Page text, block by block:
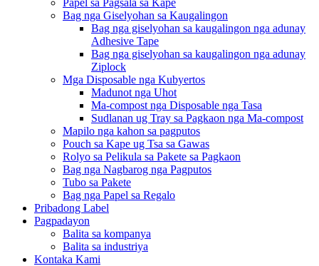
Papel sa Pagsala sa Kape
Bag nga Giselyohan sa Kaugalingon
Bag nga giselyohan sa kaugalingon nga adunay
Adhesive Tape
Bag nga giselyohan sa kaugalingon nga adunay
Ziplock
Mga Disposable nga Kubyertos
Madunot nga Uhot
Ma-compost nga Disposable nga Tasa
Sudlanan ug Tray sa Pagkaon nga Ma-compost
Mapilo nga kahon sa pagputos
Pouch sa Kape ug Tsa sa Gawas
Rolyo sa Pelikula sa Pakete sa Pagkaon
Bag nga Nagbarog nga Pagputos
Tubo sa Pakete
Bag nga Papel sa Regalo
Pribadong Label
Pagpadayon
Balita sa kompanya
Balita sa industriya
Kontaka Kami